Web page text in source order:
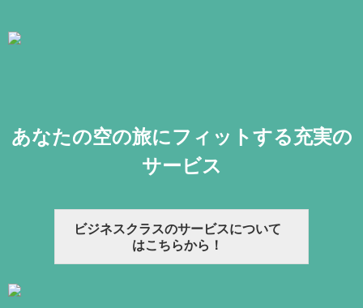
あなたの空の旅にフィットする充実の
サービス
ビジネスクラスのサービスについて
はこちらから！